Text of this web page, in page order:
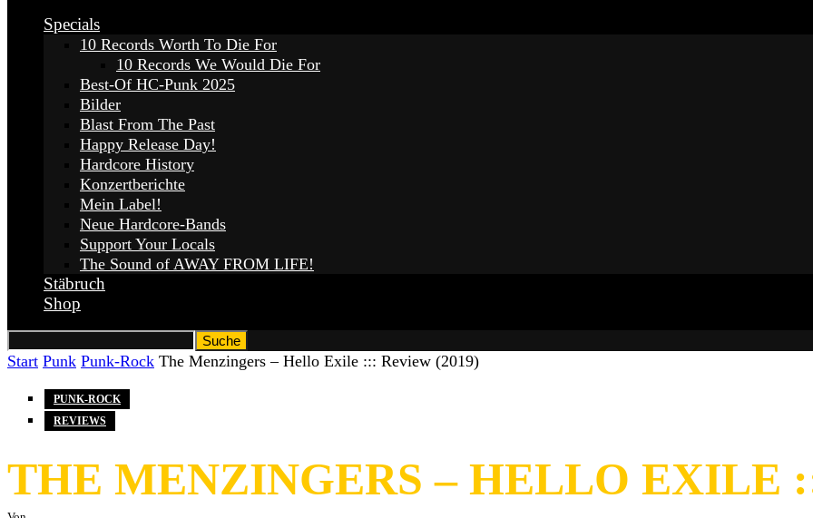
Specials
10 Records Worth To Die For
10 Records We Would Die For
Best-Of HC-Punk 2025
Bilder
Blast From The Past
Happy Release Day!
Hardcore History
Konzertberichte
Mein Label!
Neue Hardcore-Bands
Support Your Locals
The Sound of AWAY FROM LIFE!
Stäbruch
Shop
Start Punk Punk-Rock The Menzingers – Hello Exile ::: Review (2019)
PUNK-ROCK
REVIEWS
THE MENZINGERS – HELLO EXILE